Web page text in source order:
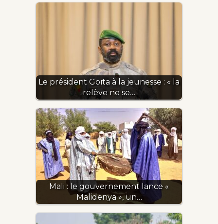
Le président Goïta à la jeunesse : « la
relève ne se…
Mali : le gouvernement lance «
Malidenya », un…